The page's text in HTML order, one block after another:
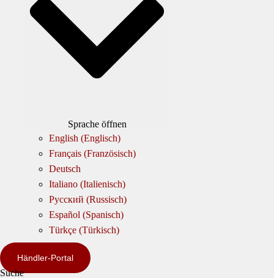
Sprache öffnen
English (Englisch)
Français (Französisch)
Deutsch
Italiano (Italienisch)
Русский (Russisch)
Español (Spanisch)
Türkçe (Türkisch)
Händler-Portal
Suche